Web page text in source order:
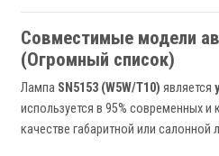
Совместимые модели
(Огромный список)
Лампа SN5153 (W5W/T10) является
используется в 95% современных и
качестве габаритной или салонной